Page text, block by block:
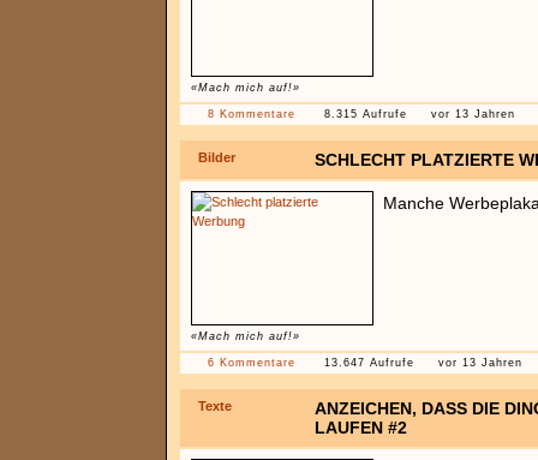
«Mach mich auf!»
8 Kommentare 8.315 Aufrufe vor 13 Jahren
Bilder SCHLECHT PLATZIERTE
«Mach mich auf!»
Manche
6 Kommentare 13.647 Aufrufe vor 13 Jahren
Texte
ANZEICHEN, DASS DIE
LAUFEN #2